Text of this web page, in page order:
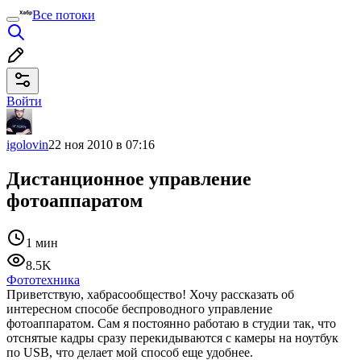
Все потоки
Войти
igolovin22 ноя 2010 в 07:16
Дистанционное управление
фотоаппаратом
1 мин
8.5K
Фототехника
Приветствую, хабрасообщество! Хочу рассказать об
интересном способе беспроводного управление
фотоаппаратом. Сам я постоянно работаю в студии так, что
отснятые кадры сразу перекидываются с камеры на ноутбук
по USB, что делает мой способ еще удобнее.